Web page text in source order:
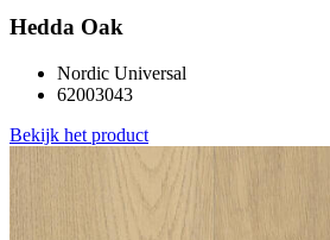
Hedda Oak
Nordic Universal
62003043
Bekijk het product